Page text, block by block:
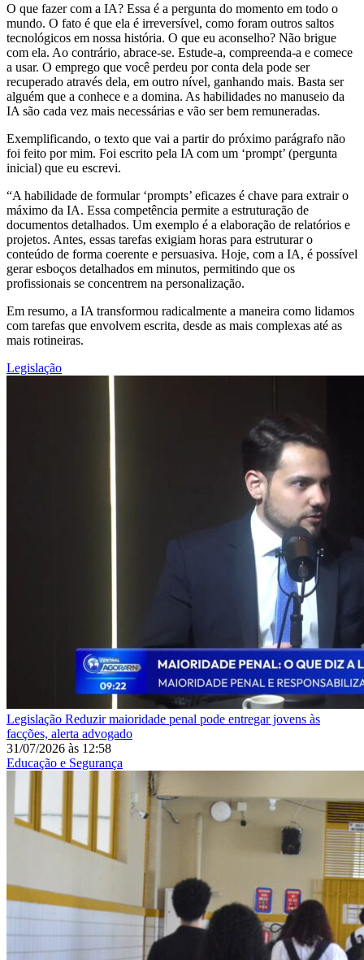
O que fazer com a IA? Essa é a pergunta do momento em todo o
mundo. O fato é que ela é irreversível, como foram outros saltos
tecnológicos em nossa história. O que eu aconselho? Não brigue
com ela. Ao contrário, abrace-se. Estude-a, compreenda-a e comece
a usar. O emprego que você perdeu por conta dela pode ser
recuperado através dela, em outro nível, ganhando mais. Basta ser
alguém que a conhece e a domina. As habilidades no manuseio da
IA são cada vez mais necessárias e vão ser bem remuneradas.
Exemplificando, o texto que vai a partir do próximo parágrafo não
foi feito por mim. Foi escrito pela IA com um ‘prompt’ (pergunta
inicial) que eu escrevi.
“A habilidade de formular ‘prompts’ eficazes é chave para extrair o
máximo da IA. Essa competência permite a estruturação de
documentos detalhados. Um exemplo é a elaboração de relatórios e
projetos. Antes, essas tarefas exigiam horas para estruturar o
conteúdo de forma coerente e persuasiva. Hoje, com a IA, é possível
gerar esboços detalhados em minutos, permitindo que os
profissionais se concentrem na personalização.
Em resumo, a IA transformou radicalmente a maneira como lidamos
com tarefas que envolvem escrita, desde as mais complexas até as
mais rotineiras.
Legislação
Legislação Reduzir maioridade penal pode entregar jovens às
facções, alerta advogado
31/07/2026 às 12:58
Educação e Segurança